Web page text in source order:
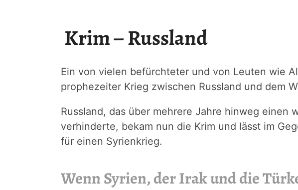
Krim – Russland
Ein von vielen befürchteter und von Leuten wie
prophezeiter Krieg zwischen Russland und dem
Russland, das über mehrere Jahre hinweg einen
verhinderte, bekam nun die Krim und lässt im
für einen Syrienkrieg.
Wenn Syrien, der Irak und die